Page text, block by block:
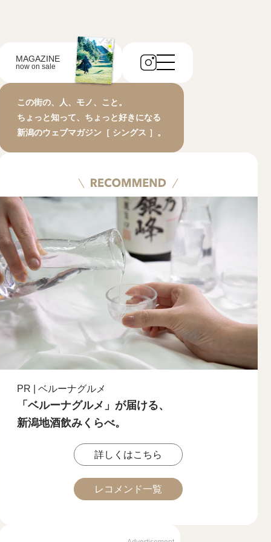
MAGAZINE
now on sale
この街の、人、モノ、こと。
ちょっと知って、ちょっと好きになる
新潟のウェブマガジン［ シングス ］。
PR | ベルーナグルメ
「ベルーナグルメ」が届ける、
新潟地酒飲みくらべ。
詳しくはこちら
レコメンド一覧